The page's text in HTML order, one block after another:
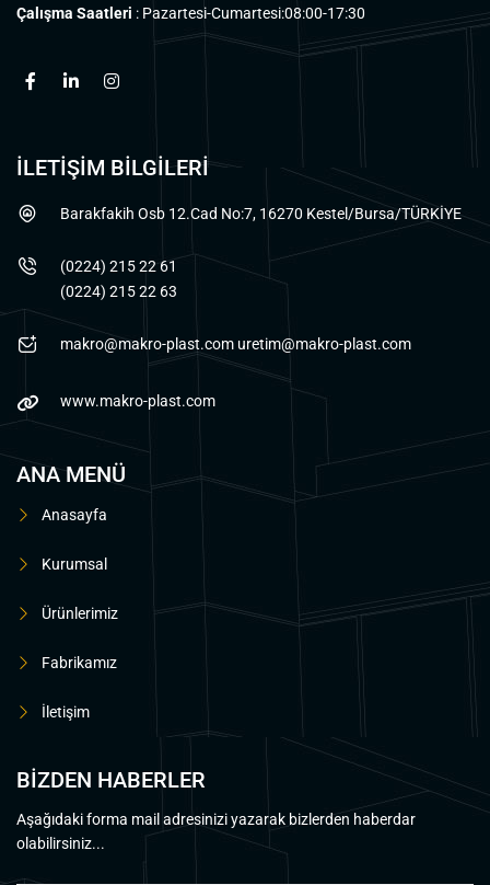
Çalışma Saatleri : Pazartesi-Cumartesi:08:00-17:30
İLETİŞİM BİLGİLERİ
Barakfakih Osb 12.Cad No:7, 16270 Kestel/Bursa/TÜRKİYE
(0224) 215 22 61
(0224) 215 22 63
makro@makro-plast.com uretim@makro-plast.com
www.makro-plast.com
ANA MENÜ
Anasayfa
Kurumsal
Ürünlerimiz
Fabrikamız
İletişim
BİZDEN HABERLER
Aşağıdaki forma mail adresinizi yazarak bizlerden haberdar
olabilirsiniz...